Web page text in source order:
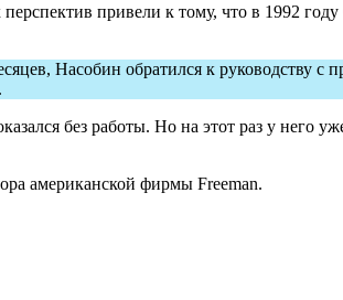
привели к тому, что в 1992
Насобин обратился к руководству с
без работы. Но на этот раз у него
американской фирмы Freeman.